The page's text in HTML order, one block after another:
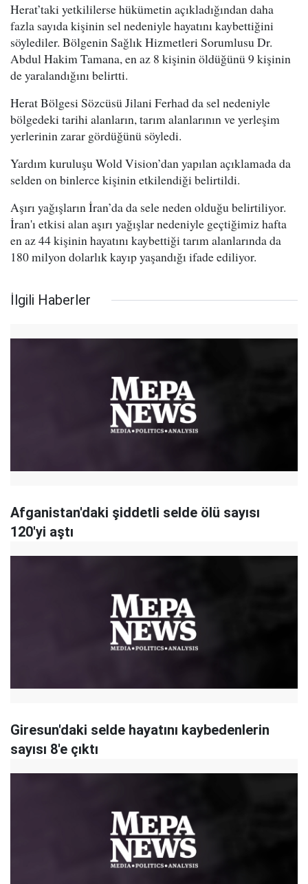
Herat’taki yetkililerse hükümetin açıkladığından daha
fazla sayıda kişinin sel nedeniyle hayatını kaybettiğini
söylediler. Bölgenin Sağlık Hizmetleri Sorumlusu Dr.
Abdul Hakim Tamana, en az 8 kişinin öldüğünü 9 kişinin
de yaralandığını belirtti.
Herat Bölgesi Sözcüsü Jilani Ferhad da sel nedeniyle
bölgedeki tarihi alanların, tarım alanlarının ve yerleşim
yerlerinin zarar gördüğünü söyledi.
Yardım kuruluşu Wold Vision’dan yapılan açıklamada da
selden on binlerce kişinin etkilendiği belirtildi.
Aşırı yağışların İran’da da sele neden olduğu belirtiliyor.
İran'ı etkisi alan aşırı yağışlar nedeniyle geçtiğimiz hafta
en az 44 kişinin hayatını kaybettiği tarım alanlarında da
180 milyon dolarlık kayıp yaşandığı ifade ediliyor.
İlgili Haberler
Afganistan'daki şiddetli selde ölü sayısı
120'yi aştı
Giresun'daki selde hayatını kaybedenlerin
sayısı 8'e çıktı